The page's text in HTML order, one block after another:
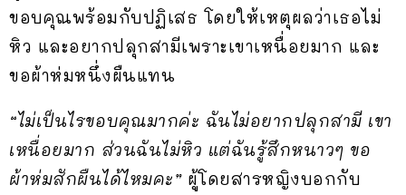
ขอบคุณพร้อมกับปฏิเสธ โดยให้เหตุผลว่าเธอไม่
หิว และอยากปลุกสามีเพราะเขาเหนื่อยมาก และ
ขอผ้าห่มหนึ่งผืนแทน
“ไม่เป็นไรขอบคุณมากค่ะ ฉันไม่อยากปลุกสามี เขา
เหนื่อยมาก ส่วนฉันไม่หิว แต่ฉันรู้สึกหนาวๆ ขอ
ผ้าห่มสักผืนได้ไหมคะ” ผู้โดยสารหญิงบอกกับ